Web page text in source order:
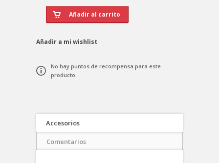
Añadir a mi wishlist
No hay puntos de recompensa para este
producto.
Accesorios
Comentarios